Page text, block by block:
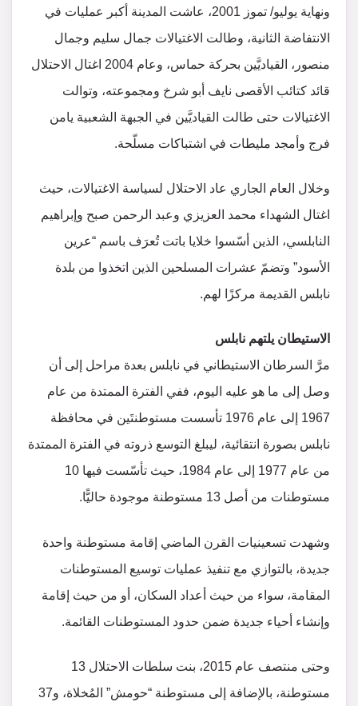
ونهاية يوليو/ تموز 2001، عاشت المدينة أكبر عمليات في
الانتفاضة الثانية، وطالت الاغتيالات جمال سليم وجمال
منصور، القياديَّين بحركة حماس، وعام 2004 اغتال الاحتلال
قائد كتائب الأقصى نايف أبو شرخ ومجموعته، وتوالت
الاغتيالات حتى طالت القياديَّين في الجبهة الشعبية يامن
فرج وأمجد مليطات في اشتباكات مسلّحة.
وخلال العام الجاري عاد الاحتلال لسياسة الاغتيالات، حيث
اغتال الشهداء محمد العزيزي وعبد الرحمن صبح وإبراهيم
النابلسي، الذين أسّسوا خلايا باتت تُعرَف باسم “عرين
الأسود” وتضمّ عشرات المسلحين الذين اتخذوا من بلدة
نابلس القديمة مركزًا لهم.
الاستيطان يلتهم نابلس
مرَّ السرطان الاستيطاني في نابلس بعدة مراحل إلى أن
وصل إلى ما هو عليه اليوم، ففي الفترة الممتدة من عام
1967 إلى عام 1976 تأسست مستوطنتَين في محافظة
نابلس بصورة انتقائية، ليبلغ التوسع ذروته في الفترة الممتدة
من عام 1977 إلى عام 1984، حيث تأسّست فيها 10
مستوطنات من أصل 13 مستوطنة موجودة حاليًّا.
وشهدت تسعينيات القرن الماضي إقامة مستوطنة واحدة
جديدة، بالتوازي مع تنفيذ عمليات توسيع المستوطنات
المقامة، سواء من حيث أعداد السكان، أو من حيث إقامة
وإنشاء أحياء جديدة ضمن حدود المستوطنات القائمة.
وحتى منتصف عام 2015، بنت سلطات الاحتلال 13
مستوطنة، بالإضافة إلى مستوطنة “حومش” المُخلاة، و37